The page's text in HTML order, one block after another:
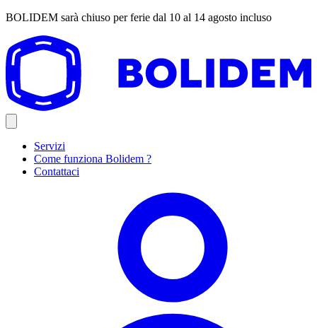
BOLIDEM sarà chiuso per ferie dal 10 al 14 agosto incluso
Servizi
Come funziona Bolidem ?
Contattaci